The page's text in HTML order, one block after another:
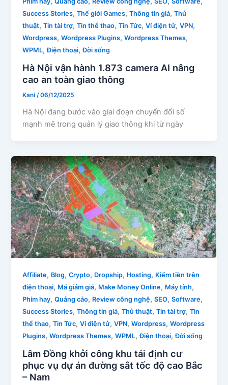
Success Stories,Thế giới Games,Thông tin giá,Thủ
thuật,Tin tài trợ,Tin thể thao,Tin Tức,Ví điện tử,VPN,
Wordpress,Wordpress Plugins,Wordpress Themes,
WPML,Điện thoại,Đời sống
Hà Nội vận hành 1.873 camera AI nâng
cao an toàn giao thông
Kani /06/12/2025
Hà Nội đang bước vào giai đoạn chuyển đổi số
mạnh mẽ trong quản lý giao thông khi từ ngày
Affiliate, Blog,Crypto, Dropship, Hosting, Kiếm tiền trên
điện thoại, Mã giảm giá, Make Money Online, Máy tính,
Phim hay,Quảng cáo, Review công nghệ,SEO,Software,
Success Stories,Thông tin giá,Thủ thuật,Tin tài trợ,Tin
thể thao,Tin Tức,Ví điện tử,VPN,Wordpress,Wordpress
Plugins,Wordpress Themes,WPML,Điện thoại,Đời sống
Lâm Đồng khởi công khu tái định cư
phục vụ dự án đường sắt tốc độ cao Bắc
– Nam